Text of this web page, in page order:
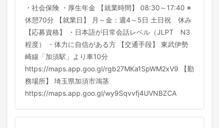
・社会保険 ・厚生年金 【就業時間】 08:30～17:40 ※
休憩70分 【就業日】 月～金：週4～5日 土日祝 休み
【応募資格】 ・日本語が日常会話レベル（JLPT N3
程度） ・体力に自信がある方 【交通手段】 東武伊勢
崎線「加須駅」より車10分
https://maps.app.goo.gl/rgb27MKa1SpWM2xV9 【勤
務場所】 埼玉県加須市鴻茎
https://maps.app.goo.gl/wy9Sqvvfj4UVNBZCA